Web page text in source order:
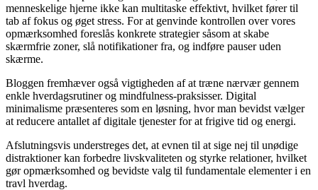
menneskelige hjerne ikke kan multitaske effektivt, hvilket fører til
tab af fokus og øget stress. For at genvinde kontrollen over vores
opmærksomhed foreslås konkrete strategier såsom at skabe
skærmfrie zoner, slå notifikationer fra, og indføre pauser uden
skærme.
Bloggen fremhæver også vigtigheden af at træne nærvær gennem
enkle hverdagsrutiner og mindfulness-praksisser. Digital
minimalisme præsenteres som en løsning, hvor man bevidst vælger
at reducere antallet af digitale tjenester for at frigive tid og energi.
Afslutningsvis understreges det, at evnen til at sige nej til unødige
distraktioner kan forbedre livskvaliteten og styrke relationer, hvilket
gør opmærksomhed og bevidste valg til fundamentale elementer i en
travl hverdag.